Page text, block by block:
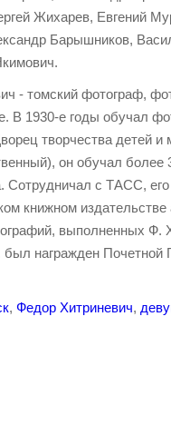
Жихарев, Евгений
Барышников,
- томский фотограф,
В 1930-е годы обучал
творчества детей
он обучал
Сотрудничал с ТАСС,
книжном
выполненных Ф.
награжден Почетной
, Федор Хитриневич,